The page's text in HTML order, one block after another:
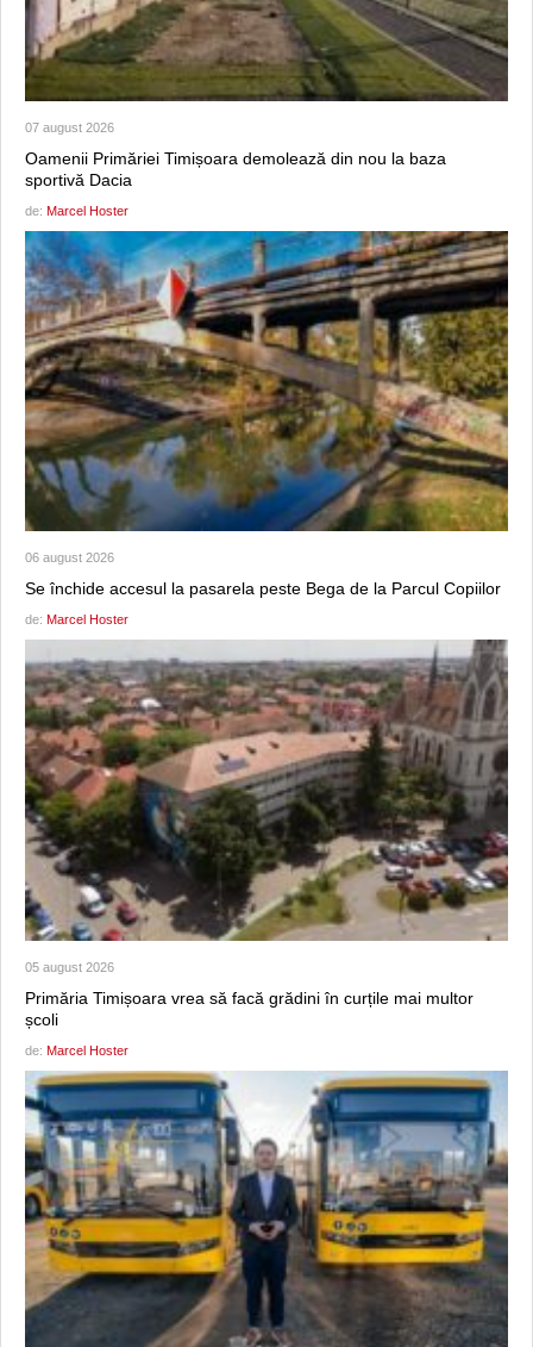
07 august 2026
Oamenii Primăriei Timișoara demolează din nou la baza
sportivă Dacia
de: Marcel Hoster
06 august 2026
Se închide accesul la pasarela peste Bega de la Parcul Copiilor
de: Marcel Hoster
05 august 2026
Primăria Timișoara vrea să facă grădini în curțile mai multor
școli
de: Marcel Hoster